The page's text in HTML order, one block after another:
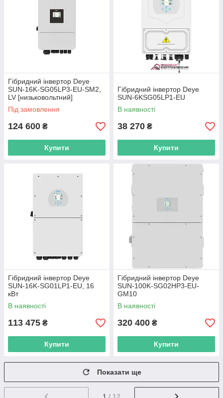
Гібридний інвертор Deye
SUN-16K-SG05LP3-EU-SM2,
LV [низьковольтний]
Під замовлення
124 600 ₴
Купити
Гібридний інвертор Deye
SUN-6KSG05LP1-EU
В наявності
38 270 ₴
Купити
Гібридний інвертор Deye
SUN-16K-SG01LP1-EU, 16
кВт
В наявності
113 475 ₴
Купити
Гібридний інвертор Deye
SUN-100K-SG02HP3-EU-
GM10
В наявності
320 400 ₴
Купити
Показати ще